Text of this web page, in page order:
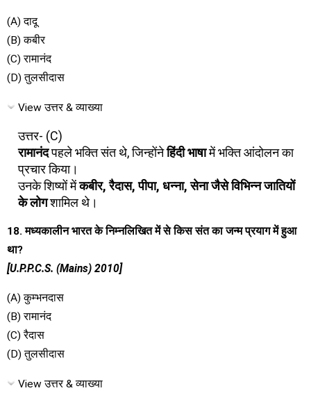
(A) दादू
(B) कबीर
(C) रामानंद
(D) तुलसीदास
View उत्तर & व्याख्या
उत्तर- (C)
रामानंदपहले भक्ति संत थे, जिन्होंनेहिंदी भाषामें भक्ति आंदोलन का
प्रचार किया।
उनके शिष्यों मेंकबीर, रैदास, पीपा, धन्ना, सेना जैसे विभिन्न जातियों
के लोगशामिल थे।
18. मध्यकालीन भारत के निम्नलिखित में से किस संत का जन्म प्रयाग में हुआ
था?
[U.P.P.C.S. (Mains) 2010]
(A) कुम्भनदास
(B) रामानंद
(C) रैदास
(D) तुलसीदास
View उत्तर & व्याख्या